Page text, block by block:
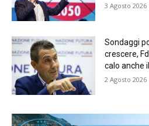
3 Agosto 2026
Sondaggi
crescere,
calo anche
2 Agosto 2026